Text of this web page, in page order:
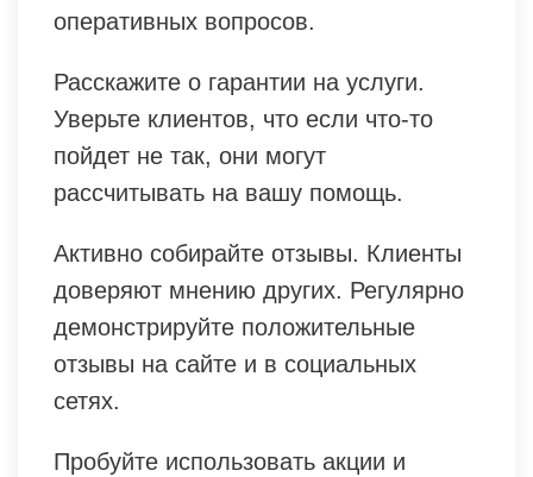
оперативных вопросов.
Расскажите о гарантии на услуги.
Уверьте клиентов, что если что-то
пойдет не так, они могут
рассчитывать на вашу помощь.
Активно собирайте отзывы. Клиенты
доверяют мнению других. Регулярно
демонстрируйте положительные
отзывы на сайте и в социальных
сетях.
Пробуйте использовать акции и